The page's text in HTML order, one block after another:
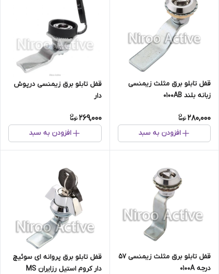
قفل تابلو برق مثلث زيمنسی
زبانه بلند ۰۱۰۰AB
280,000
افزودن به سبد
قفل تابلو برق زیمنسی درپوش
دار
269,000
افزودن به سبد
قفل تابلو برق مثلث زیمنسی ۵۷
درجه ۰۱۰۰A
قفل تابلو برق پروانه ای سوئیچ
دار کروم استیل رزایران MS